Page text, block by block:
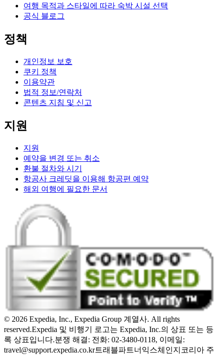
여행 목적과 스타일에 따라 숙박 시설 선택
공식 블로그
정책
개인정보 보호
쿠키 정책
이용약관
법적 정보/연락처
콘텐츠 지침 및 신고
지원
지원
예약을 변경 또는 취소
환불 절차와 시기
항공사 크레딧을 이용해 항공편 예약
해외 여행에 필요한 문서
© 2026 Expedia, Inc., Expedia Group 계열사. All rights
reserved.Expedia 및 비행기 로고는 Expedia, Inc.의 상표 또는 등
록 상표입니다.분쟁 해결: 전화: 02-3480-0118, 이메일:
travel@support.expedia.co.kr트래블파트너익스체인지코리아 주